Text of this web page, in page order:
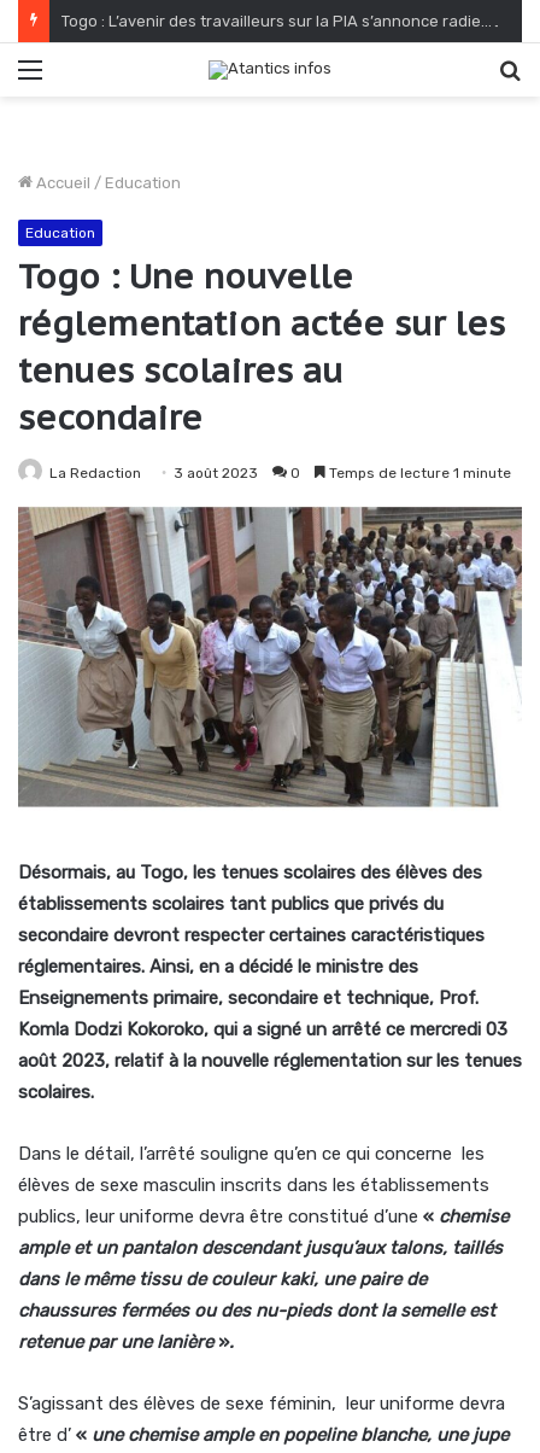
Togo : L’avenir des travailleurs sur la PIA s’annonce radieux
Accueil / Education
Education
Togo : Une nouvelle
réglementation actée sur les
tenues scolaires au
secondaire
La Redaction 3 août 2023 0 Temps de lecture 1 minute
Désormais, au Togo, les tenues scolaires des élèves des
établissements scolaires tant publics que privés du
secondaire devront respecter certaines caractéristiques
réglementaires. Ainsi, en a décidé le ministre des
Enseignements primaire, secondaire et technique, Prof.
Komla Dodzi Kokoroko, qui a signé un arrêté ce mercredi 03
août 2023, relatif à la nouvelle réglementation sur les tenues
scolaires.
Dans le détail, l’arrêté souligne qu’en ce qui concerne les
élèves de sexe masculin inscrits dans les établissements
publics, leur uniforme devra être constitué d’une « chemise
ample et un pantalon descendant jusqu’aux talons, taillés
dans le même tissu de couleur kaki, une paire de
chaussures fermées ou des nu-pieds dont la semelle est
retenue par une lanière».
S’agissant des élèves de sexe féminin, leur uniforme devra
être d’ « une chemise ample en popeline blanche, une jupe